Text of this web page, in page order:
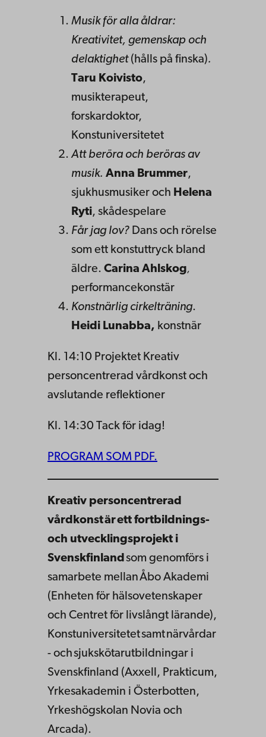
Musik för alla åldrar:
Kreativitet, gemenskap och
delaktighet (hålls på finska).
Taru Koivisto,
musikterapeut,
forskardoktor,
Konstuniversitetet
Att beröra och beröras av
musik. Anna Brummer,
sjukhusmusiker och Helena
Ryti, skådespelare
Får jag lov? Dans och rörelse
som ett konstuttryck bland
äldre. Carina Ahlskog,
performancekonstär
Konstnärlig cirkelträning.
Heidi Lunabba, konstnär
Kl. 14:10 Projektet Kreativ
personcentrerad vårdkonst och
avslutande reflektioner
Kl. 14:30 Tack för idag!
PROGRAM SOM PDF.
Kreativ personcentrerad
vårdkonst är ett fortbildnings-
och utvecklingsprojekt i
Svenskfinlandsom genomförs i
samarbete mellan Åbo Akademi
(Enheten för hälsovetenskaper
och Centret för livslångt lärande),
Konstuniversitetet samt närvårdar
- och sjukskötarutbildningar i
Svenskfinland (Axxell, Prakticum,
Yrkesakademin i Österbotten,
Yrkeshögskolan Novia och
Arcada).